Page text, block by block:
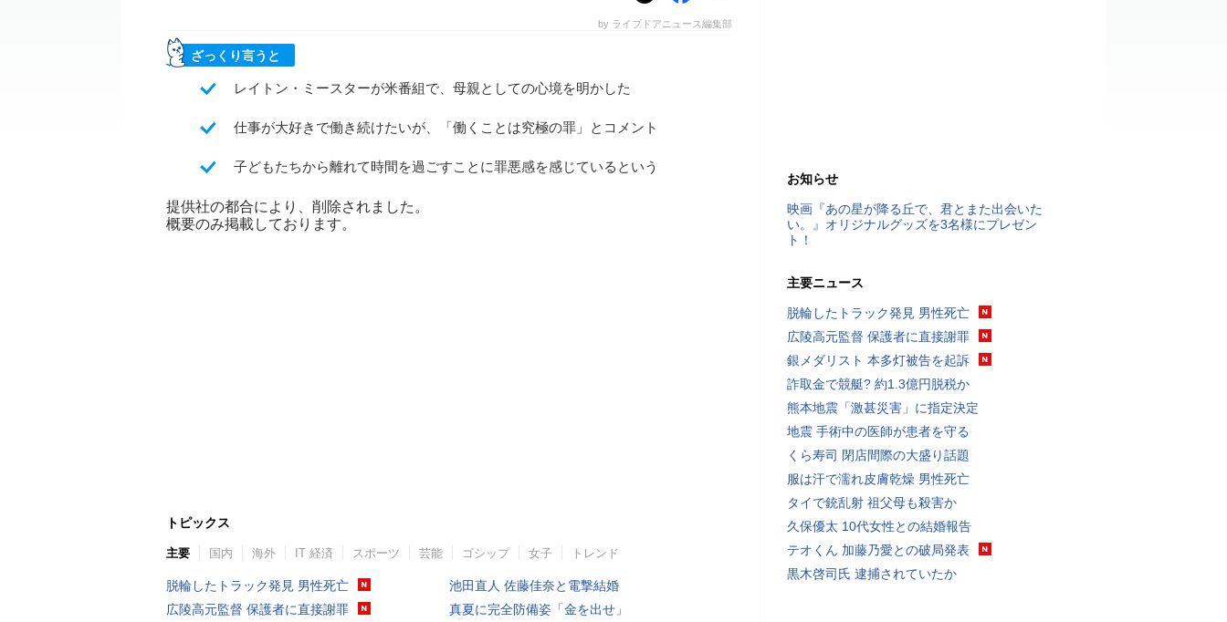
by ライブドアニュース編集部
ざっくり言うと
レイトン・ミースターが米番組で、母親としての心境を明かした
仕事が大好きで働き続けたいが、「働くことは究極の罪」とコメント
子どもたちから離れて時間を過ごすことに罪悪感を感じているという
提供社の都合により、削除されました。
概要のみ掲載しております。
トピックス
主要 国内 海外 IT 経済 スポーツ 芸能 ゴシップ 女子 トレンド
脱輪したトラック発見 男性死亡
広陵高元監督 保護者に直接謝罪
池田直人 佐藤佳奈と電撃結婚
真夏に完全防備姿「金を出せ」
お知らせ
映画『あの星が降る丘で、君とまた出会いた
い。』オリジナルグッズを3名様にプレゼン
ト！
主要ニュース
脱輪したトラック発見 男性死亡
広陵高元監督 保護者に直接謝罪
銀メダリスト 本多灯被告を起訴
詐取金で競艇? 約1.3億円脱税か
熊本地震「激甚災害」に指定決定
地震 手術中の医師が患者を守る
くら寿司 閉店間際の大盛り話題
服は汗で濡れ皮膚乾燥 男性死亡
タイで銃乱射 祖父母も殺害か
久保優太 10代女性との結婚報告
テオくん 加藤乃愛との破局発表
黒木啓司氏 逮捕されていたか